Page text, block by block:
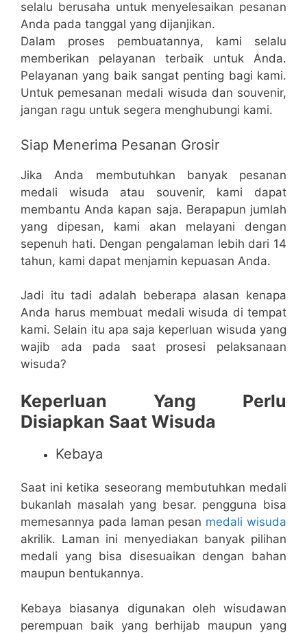
selalu berusaha untuk menyelesaikan pesanan
Anda pada tanggal yang dijanjikan.
Dalam proses pembuatannya, kami selalu
memberikan pelayanan terbaik untuk Anda.
Pelayanan yang baik sangat penting bagi kami.
Untuk pemesanan medali wisuda dan souvenir,
jangan ragu untuk segera menghubungi kami.
Siap Menerima Pesanan Grosir
Jika Anda membutuhkan banyak pesanan
medali wisuda atau souvenir, kami dapat
membantu Anda kapan saja. Berapapun jumlah
yang dipesan, kami akan melayani dengan
sepenuh hati. Dengan pengalaman lebih dari 14
tahun, kami dapat menjamin kepuasan Anda.
Jadi itu tadi adalah beberapa alasan kenapa
Anda harus membuat medali wisuda di tempat
kami. Selain itu apa saja keperluan wisuda yang
wajib ada pada saat prosesi pelaksanaan
wisuda?
Keperluan Yang Perlu
Disiapkan Saat Wisuda
Kebaya
Saat ini ketika seseorang membutuhkan medali
bukanlah masalah yang besar. pengguna bisa
memesannya pada laman pesan medali wisuda
akrilik. Laman ini menyediakan banyak pilihan
medali yang bisa disesuaikan dengan bahan
maupun bentukannya.
Kebaya biasanya digunakan oleh wisudawan
perempuan baik yang berhijab maupun yang